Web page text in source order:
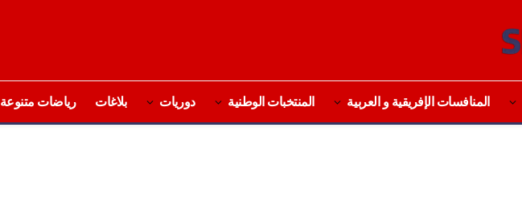
المنافسات الإفريقية و العربية المنتخبات الوطنية دوريات بلاغات رياضات متنوعة